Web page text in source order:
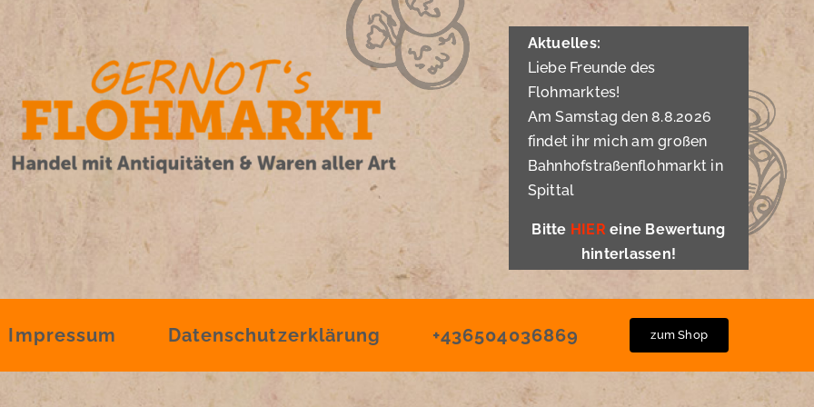
Aktuelles:
Liebe Freunde des
Flohmarktes!
Am Samstag den 8.8.2026
findet ihr mich am großen
Bahnhofstraßenflohmarkt in
Spittal
Bitte HIER eine Bewertung
hinterlassen!
Impressum Datenschutzerklärung +436504036869 zum Shop